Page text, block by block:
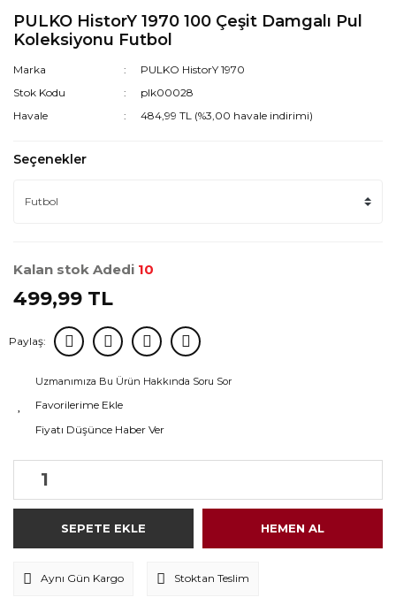
PULKO HistorY 1970 100 Çeşit Damgalı Pul
Koleksiyonu Futbol
Marka
PULKO HistorY 1970
Stok Kodu
plk00028
Havale
484,99 TL (%3,00 havale indirimi)
Seçenekler
Kalan stok Adedi 10
499,99 TL
Paylaş:
Uzmanımıza Bu Ürün Hakkında Soru Sor
Fiyatı Düşünce Haber Ver
SEPETE EKLE HEMEN AL
Aynı Gün Kargo Stoktan Teslim